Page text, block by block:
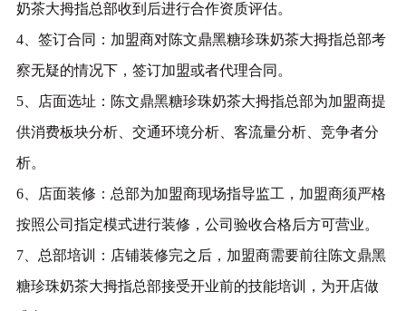
奶茶大拇指总部收到后进行合作资质评估。
4、签订合同：加盟商对陈文鼎黑糖珍珠奶茶大拇指总部考
察无疑的情况下，签订加盟或者代理合同。
5、店面选址：陈文鼎黑糖珍珠奶茶大拇指总部为加盟商提
供消费板块分析、交通环境分析、客流量分析、竞争者分
析。
6、店面装修：总部为加盟商现场指导监工，加盟商须严格
按照公司指定模式进行装修，公司验收合格后方可营业。
7、总部培训：店铺装修完之后，加盟商需要前往陈文鼎黑
糖珍珠奶茶大拇指总部接受开业前的技能培训，为开店做